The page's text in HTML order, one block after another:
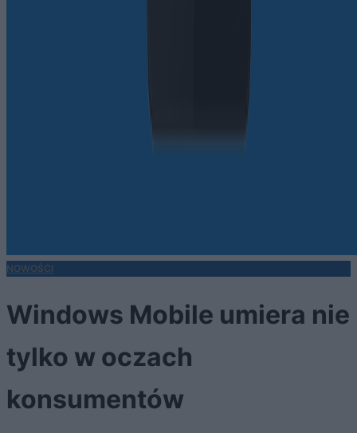
NOWOŚCI
Windows Mobile umiera nie
tylko w oczach
konsumentów